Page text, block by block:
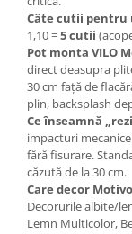
Câte cutii pentru
1,10 =5 cutii
Pot monta VILO
direct deasupra
30 cm față de
plin, backsplash
Ce înseamnă
impacturi
fără fisurare.
căzută de la 30 cm.
Care decor
Decorurile albite/
Lemn Multicolor,